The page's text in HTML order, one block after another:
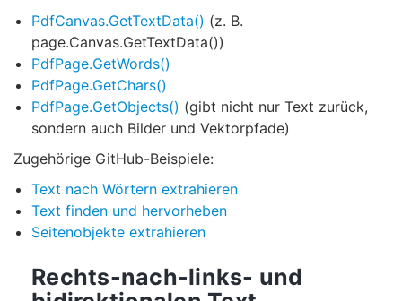
PdfCanvas.GetTextData() (z. B.
page.Canvas.GetTextData())
PdfPage.GetWords()
PdfPage.GetChars()
PdfPage.GetObjects() (gibt nicht nur Text zurück,
sondern auch Bilder und Vektorpfade)
Zugehörige GitHub-Beispiele:
Text nach Wörtern extrahieren
Text finden und hervorheben
Seitenobjekte extrahieren
Rechts-nach-links- und